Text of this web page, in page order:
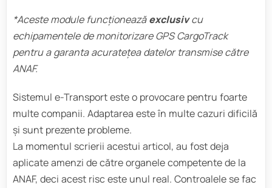
*Aceste module funcționeazăexclusivcu
echipamentele de monitorizare GPS CargoTrack
pentru a garanta acuratețea datelor transmise către
ANAF.
Sistemul e-Transport este o provocare pentru foarte
multe companii. Adaptarea este în multe cazuri dificilă
și sunt prezente probleme.
La momentul scrierii acestui articol, au fost deja
aplicate amenzi de către organele competente de la
ANAF, deci acest risc este unul real. Controalele se fac